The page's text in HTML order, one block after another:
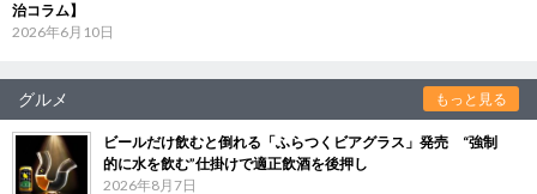
治コラム】
2026年6月10日
グルメ もっと見る
ビールだけ飲むと倒れる「ふらつくビアグラス」発売 “強制
的に水を飲む”仕掛けで適正飲酒を後押し
2026年8月7日